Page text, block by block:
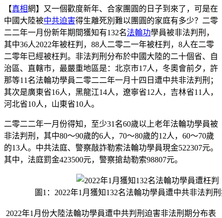
【真相網】又一個歡度新年、合家團圓的日子到來了，可是在
中國大陸被中共迫害得生離死別難以團圓的家庭有多少？二零
二二年一月份新年期間獲知有132名法輪功學員被非法判刑，
其中36人2022年被枉判，88人二零二一年被枉判，8人在二零
二零年已經被枉判。非法判刑分布於中國大陸的二十個省、自
治區、直轄市，最嚴重地區是：北京市17人，冬奧會前夕，許
那等11名法輪功學員二零二二年一月十四日遭中共非法判刑；
其次是廣東省16人，黑龍江14人，遼寧省12人，吉林省11人，
河北省10人，山東省10人。
二零二二年一月份得知，至少31名60歲以上老年法輪功學員被
非法判刑，其中80～90歲的6人，70～80歲的12人，60～70歲
的13人。中共法庭、警察敲詐勒索法輪功學員現金522307元。
其中，法庭罰金423500元，警察搶劫勒索98807元。
圖1：2022年1月獲知132名法輪功學員遭中共非法判
2022年1月份大陸法輪功學員遭中共判刑迫害非法刑期分布表